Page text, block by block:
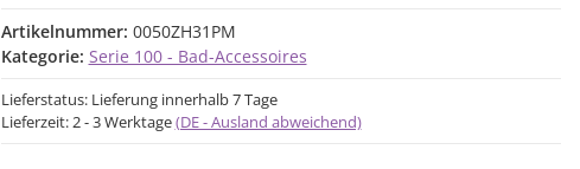
Artikelnummer: 0050ZH31PM
Kategorie: Serie 100 - Bad-Accessoires
Lieferstatus: Lieferung innerhalb 7 Tage
Lieferzeit:2 - 3 Werktage(DE - Ausland abweichend)